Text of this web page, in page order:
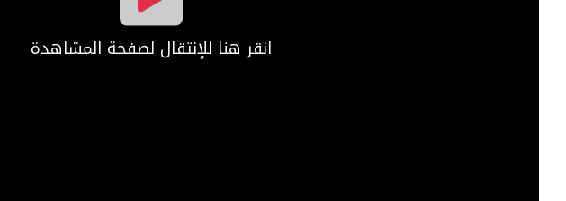
انقر هنا للإنتقال لصفحة المشاهدة